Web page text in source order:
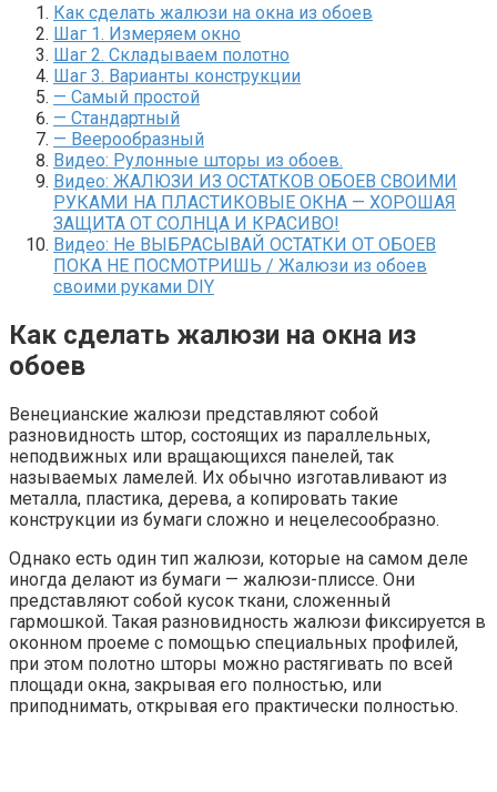
Как сделать жалюзи на окна из обоев
Шаг 1. Измеряем окно
Шаг 2. Складываем полотно
Шаг 3. Варианты конструкции
— Самый простой
— Стандартный
— Веерообразный
Видео: Рулонные шторы из обоев.
Видео: ЖАЛЮЗИ ИЗ ОСТАТКОВ ОБОЕВ СВОИМИ
РУКАМИ НА ПЛАСТИКОВЫЕ ОКНА — ХОРОШАЯ
ЗАЩИТА ОТ СОЛНЦА И КРАСИВО!
Видео: Не ВЫБРАСЫВАЙ ОСТАТКИ ОТ ОБОЕВ
ПОКА НЕ ПОСМОТРИШЬ / Жалюзи из обоев
своими руками DIY
Как сделать жалюзи на окна из
обоев
Венецианские жалюзи представляют собой
разновидность штор, состоящих из параллельных,
неподвижных или вращающихся панелей, так
называемых ламелей. Их обычно изготавливают из
металла, пластика, дерева, а копировать такие
конструкции из бумаги сложно и нецелесообразно.
Однако есть один тип жалюзи, которые на самом деле
иногда делают из бумаги — жалюзи-плиссе. Они
представляют собой кусок ткани, сложенный
гармошкой. Такая разновидность жалюзи фиксируется в
оконном проеме с помощью специальных профилей,
при этом полотно шторы можно растягивать по всей
площади окна, закрывая его полностью, или
приподнимать, открывая его практически полностью.